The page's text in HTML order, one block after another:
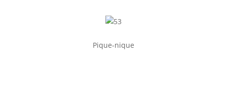
Pique-nique